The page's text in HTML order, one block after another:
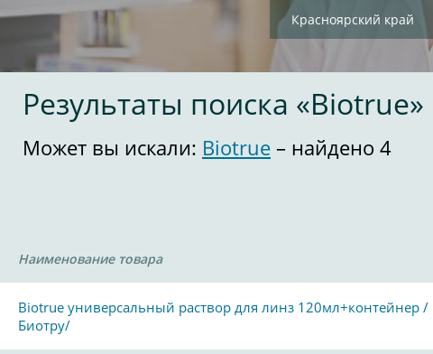
Красноярский край
Результаты поиска «Biotrue»
Может вы искали: Biotrue – найдено 4
Наименование товара
Biotrue универсальный раствор для линз 120мл+контейнер /
Биотру/